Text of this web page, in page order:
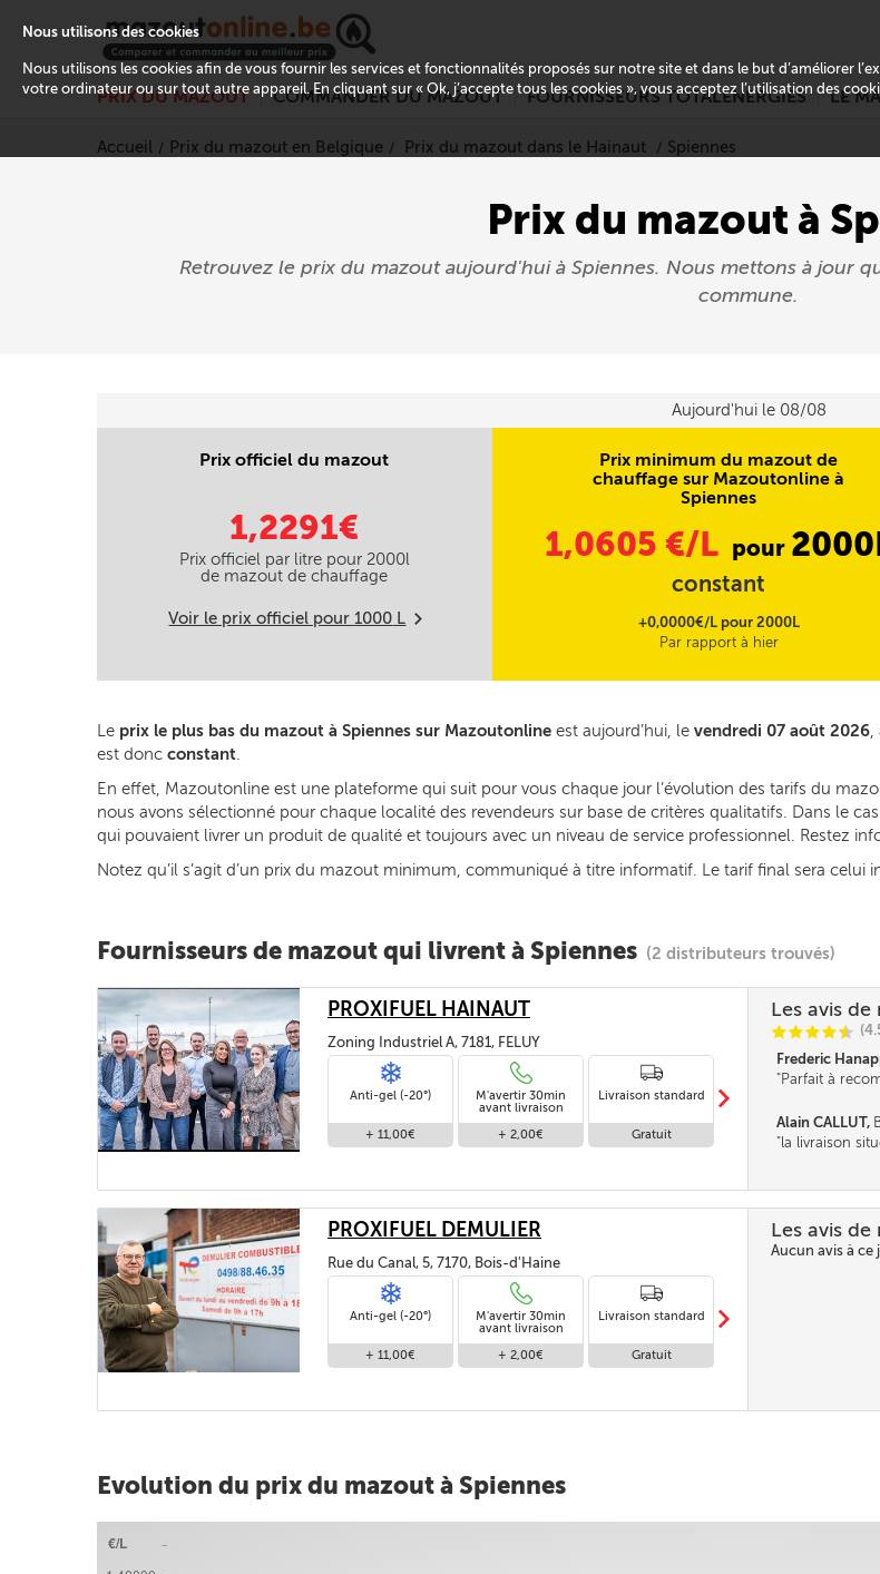
PRIX DU MAZOUT COMMANDER DU MAZOUT FOURNISSEURS TOTALENERGIES LE
Accueil Prix du mazout en Belgique Prix du mazout dans le Hainaut Spiennes
Prix du mazout à
Retrouvez le prix du mazout aujourd'hui à Spiennes. Nous mettons à jour
commune.
Aujourd'hui le 08/08
Prix officiel du mazout
1,2291€
Prix officiel par litre pour 2000l
de mazout de chauffage
Voir le prix officiel pour1000 L m
Prix minimum du mazout de
chauffage sur Mazoutonline à
Spiennes
1,0605 €/L pour
constant
+0,0000€/L pour 2000L
Par rapport à hier
Le prix le plus bas du mazout à Spiennes sur Mazoutonline est aujourd’hui, le vendredi 07 août 2026,
est donc constant.
En effet, Mazoutonline est une plateforme qui suit pour vous chaque jour l’évolution des tarifs du
nous avons sélectionné pour chaque localité des revendeurs sur base de critères qualitatifs. Dans le
qui pouvaient livrer un produit de qualité et toujours avec un niveau de service professionnel. Restez
Notez qu’il s’agit d’un prix du mazout minimum, communiqué à titre informatif. Le tarif final sera celui
Fournisseurs de mazout qui livrent à Spiennes (2 distributeurs trouvés)
PROXIFUEL HAINAUT
Zoning Industriel A, 7181, FELUY
Anti-gel (-20°)
+ 11,00€
M'avertir 30min
avant livraison
+ 2,00€
Livraison standard
Gratuit
Gratuit
m
Les avis
CCCCi
@
Frederic
Parfait à
Alain CALLUT,
la livraison
PROXIFUEL DEMULIER
Rue du Canal, 5, 7170, Bois-d'Haine
Anti-gel (-20°)
+ 11,00€
M'avertir 30min
avant livraison
+ 2,00€
Livraison standard
Gratuit
m
Les avis
Aucun avis à ce
Evolution du prix du mazout à Spiennes
Nous utilisons des cookies
Nous utilisons les cookies afin de vous fournir les services et fonctionnalités proposés sur notre site et dans le but d’améliorer
votre ordinateur ou sur tout autre appareil. En cliquant sur « Ok, j’accepte tous les cookies », vous acceptez l’utilisation des